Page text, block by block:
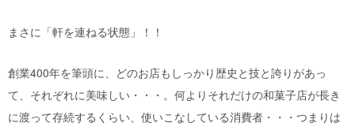
まさに「軒を連ねる状態」！！
創業400年を筆頭に、どのお店もしっかり歴史と技と誇りがあっ
て、それぞれに美味しい・・・。何よりそれだけの和菓子店が長き
に渡って存続するくらい、使いこなしている消費者・・・つまりは